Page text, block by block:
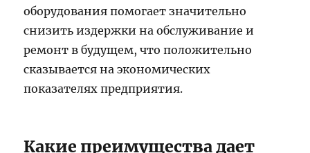
оборудования помогает значительно
снизить издержки на обслуживание и
ремонт в будущем, что положительно
сказывается на экономических
показателях предприятия.
Какие преимущества дает